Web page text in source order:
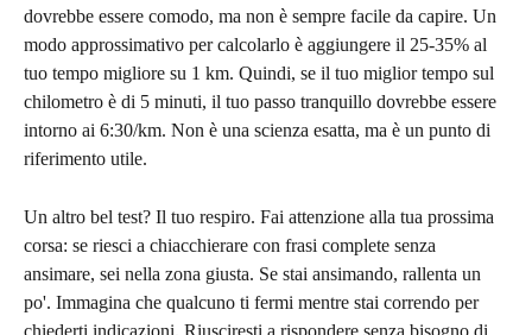
dovrebbe essere comodo, ma non è sempre facile da capire. Un
modo approssimativo per calcolarlo è aggiungere il 25-35% al
tuo tempo migliore su 1 km. Quindi, se il tuo miglior tempo sul
chilometro è di 5 minuti, il tuo passo tranquillo dovrebbe essere
intorno ai 6:30/km. Non è una scienza esatta, ma è un punto di
riferimento utile.
Un altro bel test? Il tuo respiro. Fai attenzione alla tua prossima
corsa: se riesci a chiacchierare con frasi complete senza
ansimare, sei nella zona giusta. Se stai ansimando, rallenta un
po'. Immagina che qualcuno ti fermi mentre stai correndo per
chiederti indicazioni. Riusciresti a rispondere senza bisogno di